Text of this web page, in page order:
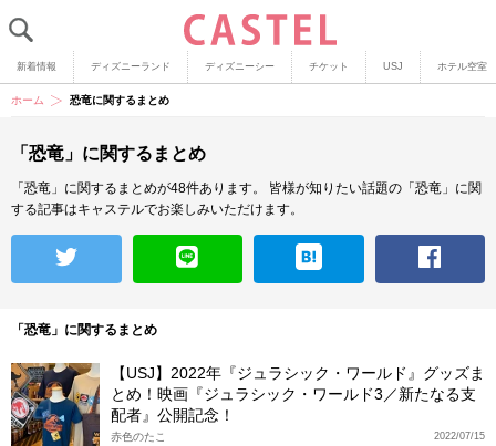
新着情報 ディズニーランド ディズニーシー チケット USJ ホテル空室
ホーム 恐竜に関するまとめ
「恐竜」に関するまとめ
「恐竜」に関するまとめが48件あります。
皆様が知りたい話題の「恐竜」に関
する記事はキャステルでお楽しみいただけます。
「恐竜」に関するまとめ
【USJ】2022年『ジュラシック・ワールド』グッズま
とめ！映画『ジュラシック・ワールド3／新たなる支
配者』公開記念！
2022/07/15
赤色のたこ